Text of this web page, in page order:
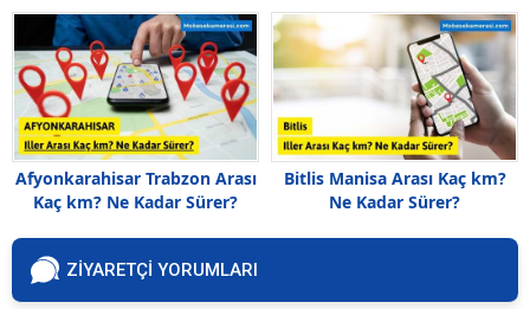
Afyonkarahisar Trabzon Arası
Kaç km? Ne Kadar Sürer?
Bitlis Manisa Arası Kaç km?
Ne Kadar Sürer?
ZİYARETÇİ YORUMLARI